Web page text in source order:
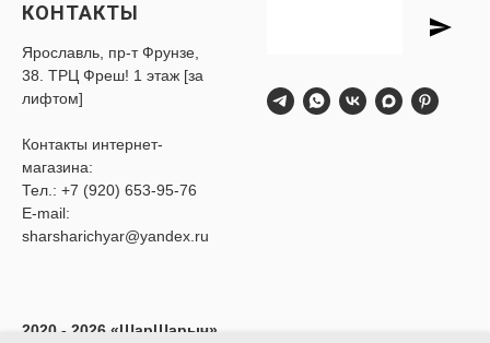
КОНТАКТЫ
Ярославль, пр-т Фрунзе,
38. ТРЦ Фреш! 1 этаж [за
лифтом]
Контакты интернет-
магазина:
Тел.: +7 (920) 653-95-76
E-mail:
sharsharichyar@yandex.ru
2020 - 2026 «ШарШарыч»